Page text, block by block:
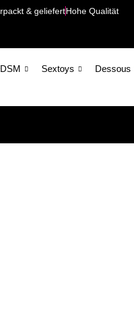
& geliefertHohe Qualität
Sextoys Dessous